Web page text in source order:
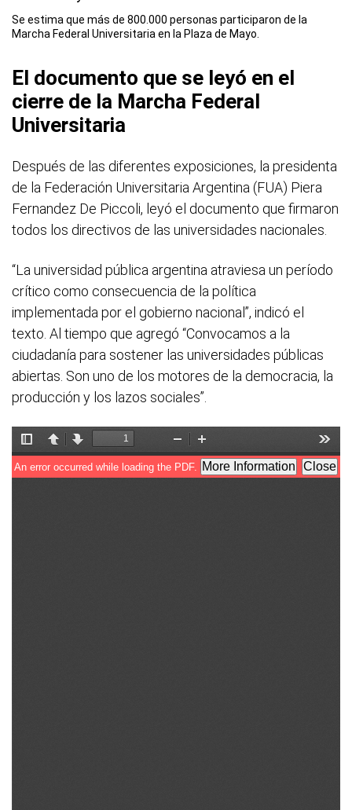
Se estima que más de 800.000 personas participaron de la
Marcha Federal Universitaria en la Plaza de Mayo.
El documento que se leyó en el
cierre de la Marcha Federal
Universitaria
Después de las diferentes exposiciones, la presidenta
de la Federación Universitaria Argentina (FUA) Piera
Fernandez De Piccoli, leyó el documento que firmaron
todos los directivos de las universidades nacionales.
“La universidad pública argentina atraviesa un período
crítico como consecuencia de la política
implementada por el gobierno nacional”, indicó el
texto. Al tiempo que agregó “Convocamos a la
ciudadanía para sostener las universidades públicas
abiertas. Son uno de los motores de la democracia, la
producción y los lazos sociales”.